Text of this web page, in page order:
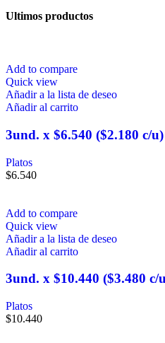
Ultimos productos
Add to compare
Quick view
Añadir a la lista de deseo
Añadir al carrito
3und. x $6.540 ($2.180 c/
Platos
$6.540
Add to compare
Quick view
Añadir a la lista de deseo
Añadir al carrito
3und. x $10.440 ($3.480
Platos
$10.440